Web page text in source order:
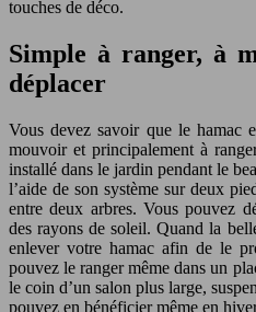
touches de déco.
Simple à ranger, à
déplacer
Vous devez savoir que le hamac
mouvoir et principalement à
installé dans le jardin pendant le
l’aide de son système sur deux
entre deux arbres. Vous pouvez
des rayons de soleil. Quand la
enlever votre hamac afin de le
pouvez le ranger même dans un
le coin d’un salon plus large,
pouvez en bénéficier même en